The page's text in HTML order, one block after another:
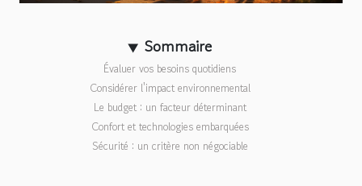
Sommaire
Évaluer vos besoins quotidiens
Considérer l'impact environnemental
Le budget : un facteur déterminant
Confort et technologies embarquées
Sécurité : un critère non négociable